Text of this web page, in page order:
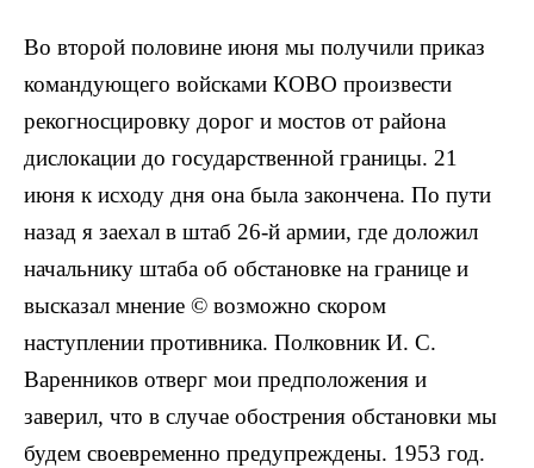
Во второй половине июня мы получили приказ
командующего войсками КОВО произвести
рекогносцировку дорог и мостов от района
дислокации до государственной границы. 21
июня к исходу дня она была закончена. По пути
назад я заехал в штаб 26-й армии, где доложил
начальнику штаба об обстановке на границе и
высказал мнение © возможно скором
наступлении противника. Полковник И. С.
Варенников отверг мои предположения и
заверил, что в случае обострения обстановки мы
будем своевременно предупреждены. 1953 год.